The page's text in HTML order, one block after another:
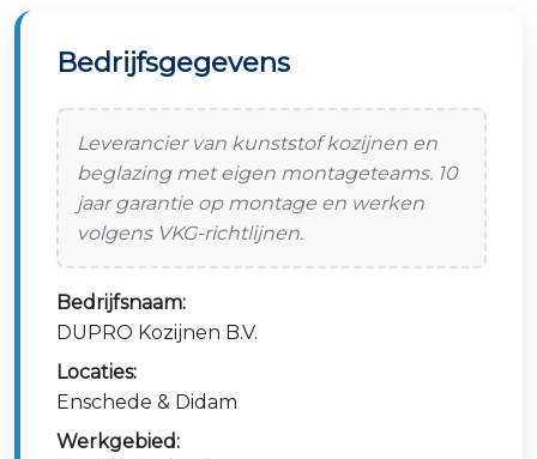
Bedrijfsgegevens
Leverancier van kunststof kozijnen en
beglazing met eigen montageteams. 10
jaar garantie op montage en werken
volgens VKG-richtlijnen.
Bedrijfsnaam:
DUPRO Kozijnen B.V.
Locaties:
Enschede & Didam
Werkgebied: